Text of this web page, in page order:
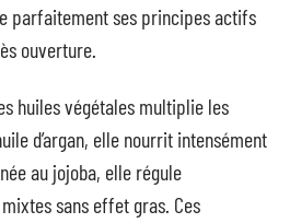
parfaitement ses principes actifs
ouverture.
huiles végétales multiplie les
d’argan, elle nourrit intensément
au jojoba, elle régule
sans effet gras. Ces